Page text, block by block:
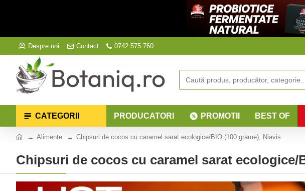
Despre noi Contact 0742.575.760
CATEGORII PRODUCATORI PROMOTII BEST OF
Alimente Chipsuri de cocos cu caramel sarat ecologice/BIO (100 grame), Niavis
Chipsuri de cocos cu caramel sarat ecologice/